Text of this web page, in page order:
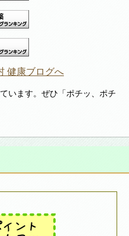
います。ぜひ「ポチッ、ポチ